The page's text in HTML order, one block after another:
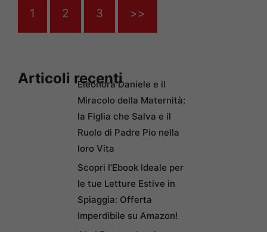
1 2 3 >>
Articoli recentiEleonora Daniele e il
Miracolo della Maternità:
la Figlia che Salva e il
Ruolo di Padre Pio nella
loro Vita
Scopri l’Ebook Ideale per
le tue Letture Estive in
Spiaggia: Offerta
Imperdibile su Amazon!